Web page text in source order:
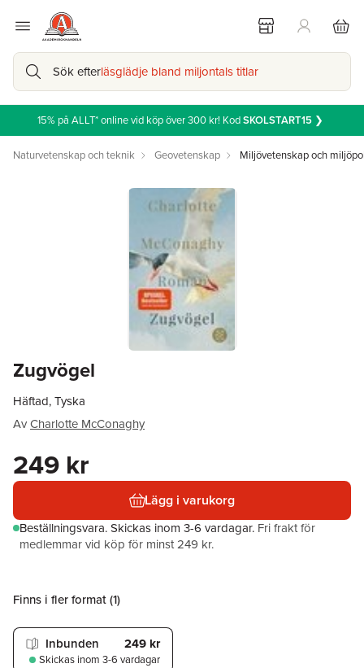
Sök efterläsglädje bland miljontals titlar
15% på ALLT* online vid köp över 300 kr! KodSKOLSTART15 ❯
Naturvetenskap och teknik Geovetenskap Miljövetenskap och
Zugvögel
Häftad, Tyska
AvCharlotte McConaghy
249 kr
Lägg i varukorg
Beställningsvara.Skickas inom 3-6 vardagar. Fri frakt för
medlemmar vid köp för minst 249 kr.
Finns i fler format (1)
Inbunden 249 kr
Skickas inom 3-6 vardagar